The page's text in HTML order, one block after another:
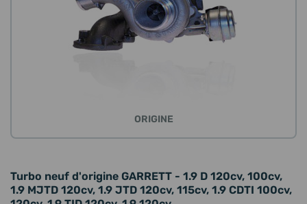
ORIGINE
Turbo neuf d'origine GARRETT - 1.9 D 120cv, 100cv,
1.9 MJTD 120cv, 1.9 JTD 120cv, 115cv, 1.9 CDTI 100cv,